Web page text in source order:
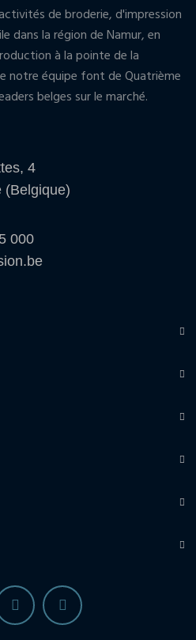
de broderie, d'impression
dans la région de Namur, en
à la pointe de la
notre équipe font de Quatrième
belges sur le marché.
4
(Belgique)
000